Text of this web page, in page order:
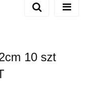
zgłoszenie
10 szt